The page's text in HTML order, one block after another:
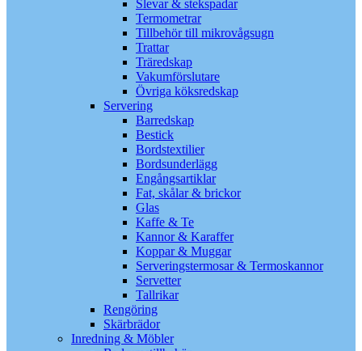
Slevar & stekspadar
Termometrar
Tillbehör till mikrovågsugn
Trattar
Träredskap
Vakumförslutare
Övriga köksredskap
Servering
Barredskap
Bestick
Bordstextilier
Bordsunderlägg
Engångsartiklar
Fat, skålar & brickor
Glas
Kaffe & Te
Kannor & Karaffer
Koppar & Muggar
Serveringstermosar & Termoskannor
Servetter
Tallrikar
Rengöring
Skärbrädor
Inredning & Möbler